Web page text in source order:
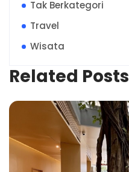
Tak Berkategori
Travel
Wisata
Related Posts